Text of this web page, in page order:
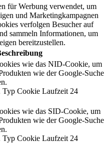
für Werbung verwendet, um
und Marketingkampagnen
verfolgen Besucher auf
sammeln Informationen, um
bereitzustellen.
wie das NID-Cookie, um
wie der Google-Suche
Typ Cookie Laufzeit 24
wie das SID-Cookie, um
wie der Google-Suche
Typ Cookie Laufzeit 24